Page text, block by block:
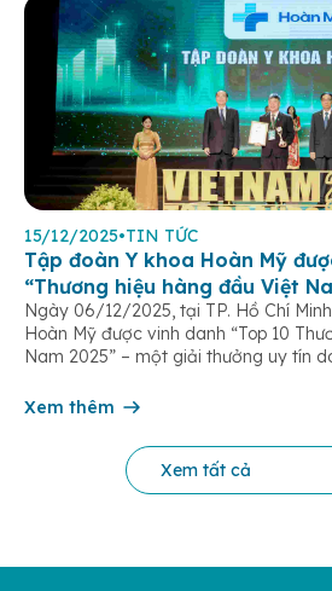
15/12/2025•TIN TỨC
Tập đoàn Y khoa Hoàn Mỹ
“Thương hiệu hàng đầu Việt
Ngày 06/12/2025, tại TP. Hồ Chí
Hoàn Mỹ được vinh danh “Top 10
Nam 2025” – một giải thưởng uy tín
cứu Phát triển Doanh nghiệp Châu Á […]
Xem thêm
Xem tất cả